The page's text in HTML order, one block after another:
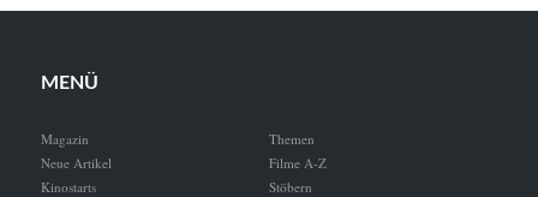
MENÜ
Magazin
Neue Artikel
Kinostarts
Themen
Filme A-Z
Stöbern